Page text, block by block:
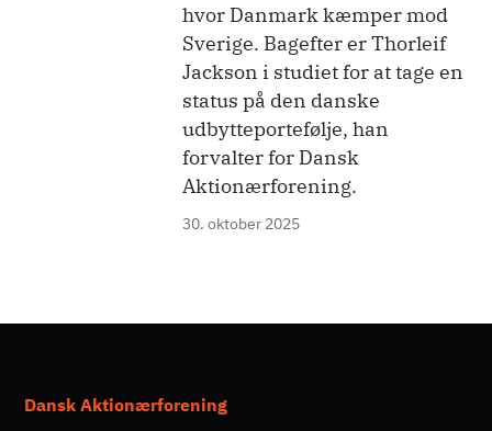
hvor Danmark kæmper mod
Sverige. Bagefter er Thorleif
Jackson i studiet for at tage en
status på den danske
udbytteportefølje, han
forvalter for Dansk
Aktionærforening.
30. oktober 2025
Dansk Aktionærforening